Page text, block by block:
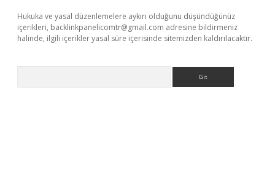
Hukuka ve yasal düzenlemelere aykırı olduğunu düşündüğünüz
içerikleri, backlinkpanelicomtr@gmail.com adresine bildirmeniz
halinde, ilgili içerikler yasal süre içerisinde sitemizden kaldırılacaktır.